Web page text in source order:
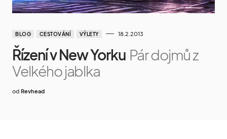
BLOG CESTOVÁNÍ VÝLETY 18.2.2013
Řízení v New Yorku Pár dojmů z
Velkého jablka
od Revhead